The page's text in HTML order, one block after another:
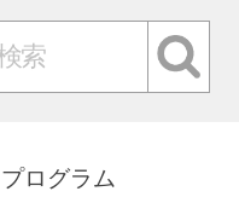
プログラム